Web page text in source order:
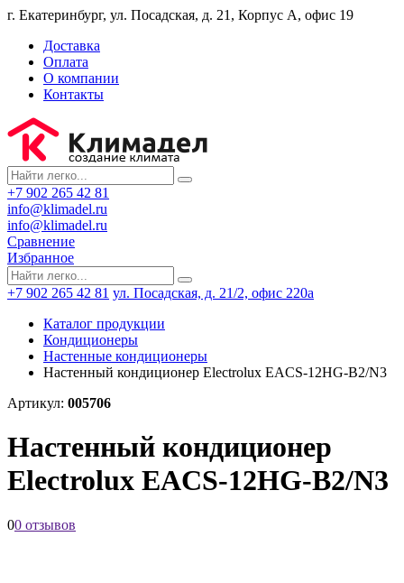
г. Екатеринбург, ул. Посадская, д. 21, Корпус А, офис 19
Доставка
Оплата
О компании
Контакты
+7 902 265 42 81
info@klimadel.ru
info@klimadel.ru
Сравнение
Избранное
+7 902 265 42 81 ул. Посадская, д. 21/2, офис 220а
Каталог продукции
Кондиционеры
Настенные кондиционеры
Настенный кондиционер Electrolux EACS-12HG-B2/N3
Артикул: 005706
Настенный кондиционер
Electrolux EACS-12HG-B2/N3
00 отзывов